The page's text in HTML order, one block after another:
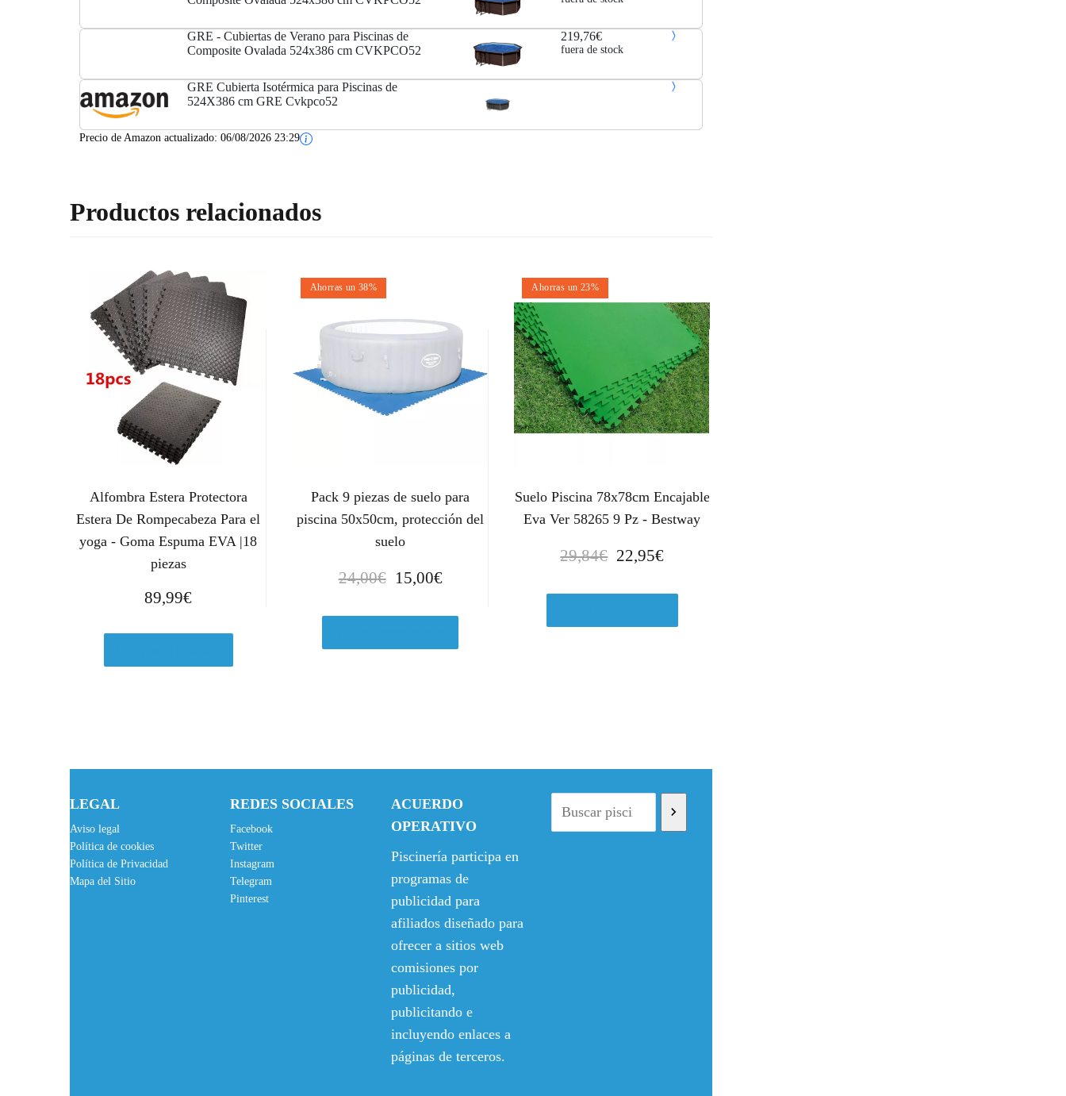
GRE - Cubiertas de Verano para Piscinas de
Composite Ovalada 524x386 cm CVKPCO52
219,76€
fuera de stock
GRE Cubierta Isotérmica para Piscinas de
524X386 cm GRE Cvkpco52
Precio de Amazon actualizado: 06/08/2026 23:29
Productos relacionados
Alfombra Estera Protectora
Estera De Rompecabeza Para el
yoga - Goma Espuma EVA |18
piezas
89,99€
Ahorras un 38%
Pack 9 piezas de suelo para
piscina 50x50cm, protección del
suelo
24,00€ E
p
e
i
i
n
a
l
e
r
a
:
2
4
,
0
0
€
15,00€E
p
e
t
a
l
e
s
1
5
,
0
0
€
.
Ahorras un 23%
Suelo Piscina 78x78cm Encajable
Eva Ver 58265 9 Pz - Bestway
29,84€ E
p
e
g
i
n
a
22,95€
p
e
u
a
e
LEGAL
Aviso legal
Política de cookies
Política de Privacidad
Mapa del Sitio
REDES SOCIALES
Facebook
Twitter
Instagram
Telegram
Pinterest
ACUERDO
OPERATIVO
Piscinería participa en
programas de
publicidad para
afiliados diseñado para
ofrecer a sitios web
comisiones por
publicidad,
publicitando e
incluyendo enlaces a
páginas de terceros.